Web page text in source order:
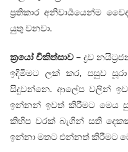
ප්‍රතිකාර අනිවාර්‍යයෙන්ම
යුතු වනවා.
ක්‍රයෝ චිකිත්සාව – ද්‍රව
ඉදිමීමට ලක් කර, පසුව
සිදුවන්නෙ. ආලේප වලින්
ඉන්නන් ඉවත් කිරීමට මෙය
කිහිප වරක් බැගින් සති
ඉන්නා මතට එන්නත් කිරීමට